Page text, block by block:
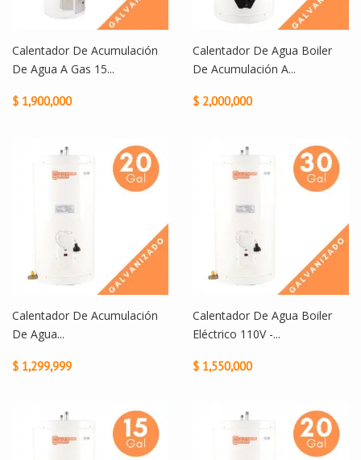
Calentador De Acumulación
De Agua A Gas 15...
$ 1,900,000
Calentador De Agua Boiler
De Acumulación A...
$ 2,000,000
Calentador De Acumulación
De Agua...
$ 1,299,999
Calentador De Agua Boiler
Eléctrico 110V -...
$ 1,550,000